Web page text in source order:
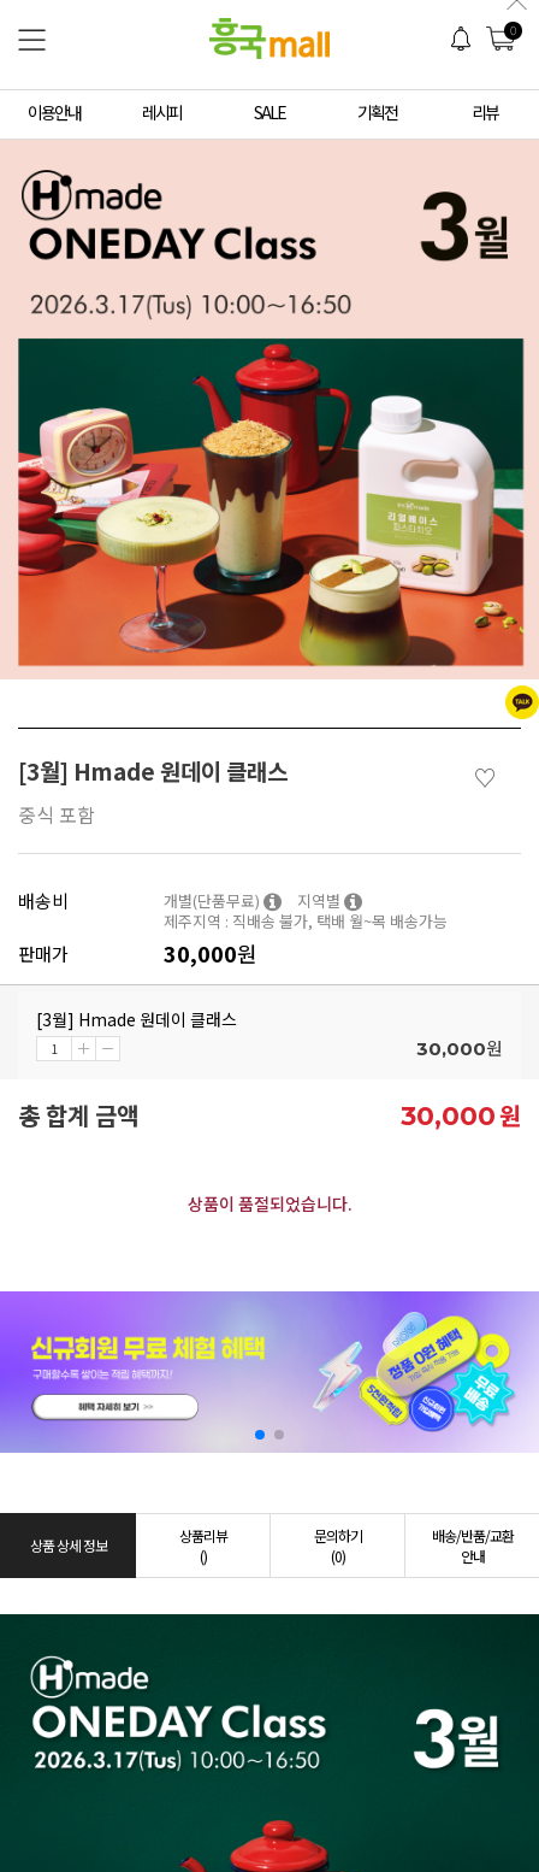
0
이용안내 레시피 SALE 기획전 리뷰
[3월] Hmade 원데이 클래스 ♡
중식 포함
배송비 개별(단품무료)
지역별
제주지역 : 직배송 불가, 택배 월~목 배송가능
판매가 30,000원
[3월] Hmade 원데이 클래스
30,000원
총 합계 금액 30,000원
상품이 품절되었습니다.
상품 상세 정보
상품리뷰
()
문의하기
(0)
배송/반품/교환
안내